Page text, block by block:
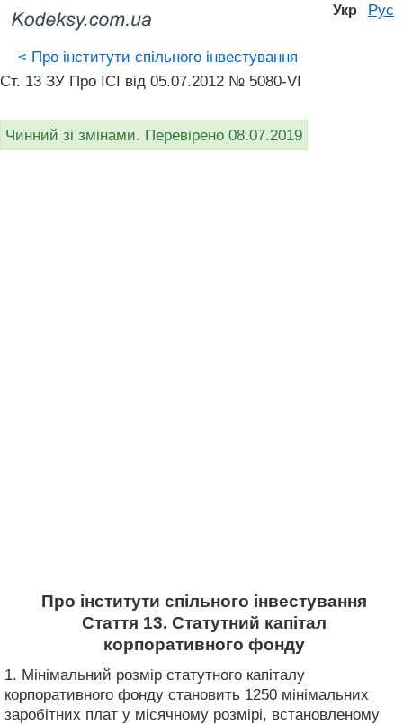
Укр Рус
< Про інститути спільного інвестування
Ст. 13 ЗУ Про ІСІ від 05.07.2012 № 5080-VI
Чинний зі змінами. Перевірено 08.07.2019
Про інститути спільного інвестування
Стаття 13. Статутний капітал
корпоративного фонду
1. Мінімальний розмір статутного капіталу
корпоративного фонду становить 1250 мінімальних
заробітних плат у місячному розмірі, встановленому